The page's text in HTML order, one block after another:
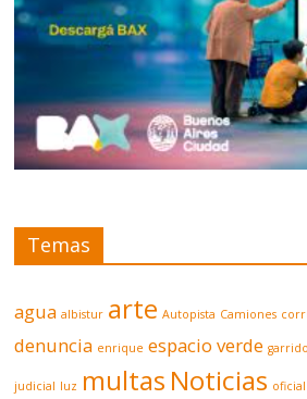
Temas
agua albistur arte Autopista Camiones
denuncia enrique espacio verde garrido
judicial luz multas Noticias oficial